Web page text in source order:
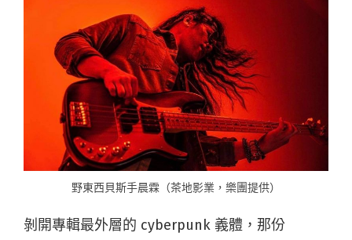
野東西貝斯手晨霖（茶地影業，樂團提供）
剝開專輯最外層的 cyberpunk 義體，那份